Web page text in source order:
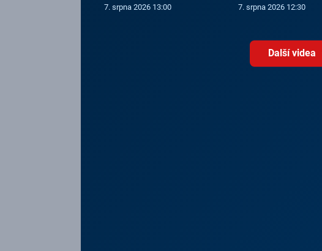
7. srpna 2026 13:00 7. srpna 2026 12:30
Další videa